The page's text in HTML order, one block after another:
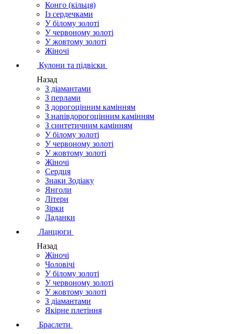
Конго (кільця)
Із сердечками
У білому золоті
У червоному золоті
У жовтому золоті
Жіночі
Кулони та підвіски
Назад
З діамантами
З перлами
З дорогоцінним камінням
З напівдорогоцінним камінням
З синтетичним камінням
У білому золоті
У червоному золоті
У жовтому золоті
Жіночі
Сердця
Знаки Зодіаку
Янголи
Літери
Зірки
Ладанки
Ланцюги
Назад
Жіночі
Чоловічі
У білому золоті
У червоному золоті
У жовтому золоті
З діамантами
Якірне плетіння
Браслети